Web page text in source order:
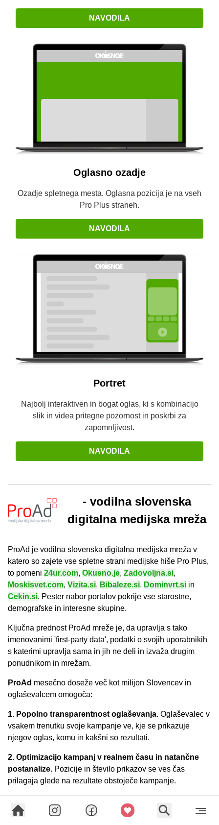
NAVODILA
Oglasno ozadje
Ozadje spletnega mesta. Oglasna pozicija je na vseh
Pro Plus straneh.
NAVODILA
Portret
Najbolj interaktiven in bogat oglas, ki s kombinacijo
slik in videa pritegne pozornost in poskrbi za
zapomnljivost.
NAVODILA
- vodilna slovenska
digitalna medijska mreža
ProAd je vodilna slovenska digitalna medijska mreža v
katero so zajete vse spletne strani medijske hiše Pro Plus,
to pomeni 24ur.com, Okusno.je, Zadovoljna.si,
Moskisvet.com, Vizita.si, Bibaleze.si, Dominvrt.si in
Cekin.si. Pester nabor portalov pokrije vse starostne,
demografske in interesne skupine.
Ključna prednost ProAd mreže je, da upravlja s tako
imenovanimi 'first-party data', podatki o svojih uporabnikih
s katerimi upravlja sama in jih ne deli in izvaža drugim
ponudnikom in mrežam.
ProAd mesečno doseže več kot milijon Slovencev in
oglaševalcem omogoča:
1. Popolno transparentnost oglaševanja. Oglaševalec v
vsakem trenutku svoje kampanje ve, kje se prikazuje
njegov oglas, komu in kakšni so rezultati.
2. Optimizacijo kampanj v realnem času in natančne
postanalize. Pozicije in število prikazov se ves čas
prilagaja glede na rezultate obstoječe kampanje.
spletnih strani Pro Plus lahko v mrežnem zakupu izbirate